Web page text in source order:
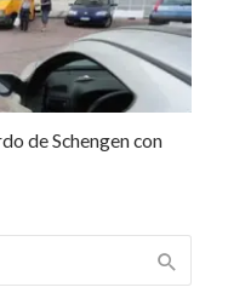
de Schengen con